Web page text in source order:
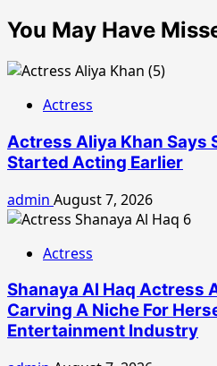
You May Have
Actress
Actress Aliya Khan Says
Started Acting Earlier
admin August 7, 2026
Actress
Shanaya Al Haq Actress
Carving A Niche For
Entertainment Industry